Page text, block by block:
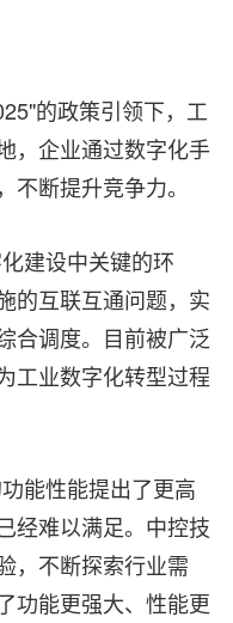
的政策引领下，工
，企业通过数字化手
断提升竞争力。
建设中关键的环
的互联互通问题，实
合调度。目前被广泛
工业数字化转型过程
能性能提出了更高
经难以满足。中控技
，不断探索行业需
功能更强大、性能更